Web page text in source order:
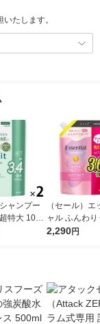
たします。
ャンプー
特大 1080
（セール）エ
ャル ふんわ
ヤ シャンプー
2,290円